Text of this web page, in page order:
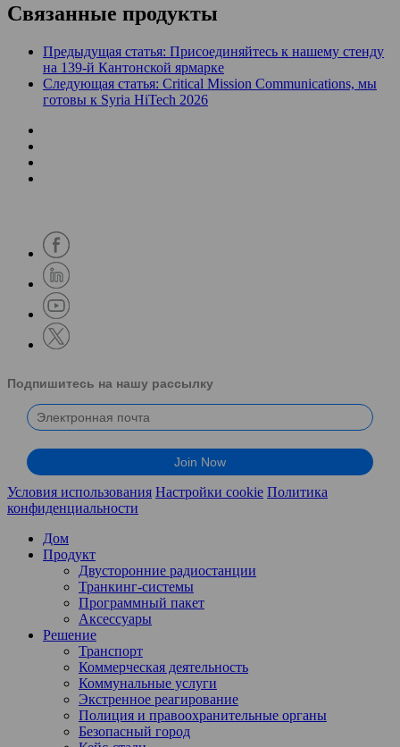
Связанные продукты
Предыдущая статья: Присоединяйтесь к нашему стенду
на 139-й Кантонской ярмарке
Следующая статья: Critical Mission Communications, мы
готовы к Syria HiTech 2026
Подпишитесь на нашу рассылку
Условия использования Настройки cookie Политика
конфиденциальности
Дом
Продукт
Двусторонние радиостанции
Транкинг-системы
Программный пакет
Аксессуары
Решение
Транспорт
Коммерческая деятельность
Коммунальные услуги
Экстренное реагирование
Полиция и правоохранительные органы
Безопасный город